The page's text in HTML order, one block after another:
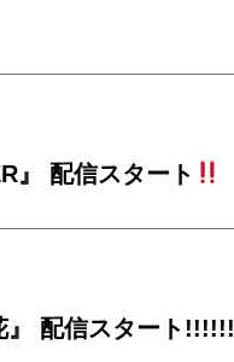
』 配信スタート
』 配信スタート!!!!!!